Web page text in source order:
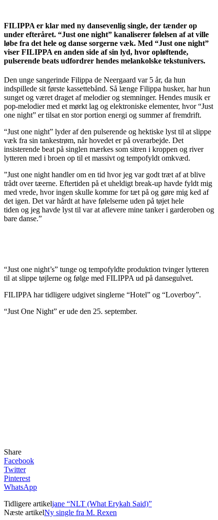
FILIPPA er klar med ny dansevenlig single, der tænder op
under efteråret. “Just one night” kanaliserer følelsen af at ville
løbe fra det hele og danse sorgerne væk. Med “Just one night”
viser FILIPPA en anden side af sin lyd, hvor opløftende,
pulserende beats udfordrer hendes melankolske tekstunivers.
Den unge sangerinde Filippa de Neergaard var 5 år, da hun
indspillede sit første kassettebånd. Så længe Filippa husker, har hun
sunget og været draget af melodier og stemninger. Hendes musik er
pop-melodier med et mørkt lag og elektroniske elementer, hvor “Just
one night” er tilsat en stor portion energi og summer af fremdrift.
“Just one night” lyder af den pulserende og hektiske lyst til at slippe
væk fra sin tankestrøm, når hovedet er på overarbejde. Det
insisterende beat på singlen mærkes som sitren i kroppen og river
lytteren med i broen op til et massivt og tempofyldt omkvæd.
”Just one night handler om en tid hvor jeg var godt træt af at blive
trådt over tæerne. Eftertiden på et uheldigt break-up havde fyldt mig
med vrede, hvor ingen skulle komme for tæt på og gøre mig ked af
det igen. Det var hårdt at have følelserne uden på tøjet hele
tiden og jeg havde lyst til var at aflevere mine tanker i garderoben og
bare danse.”
“Just one night’s” tunge og tempofyldte produktion tvinger lytteren
til at slippe tøjlerne og følge med FILIPPA ud på dansegulvet.
FILIPPA har tidligere udgivet singlerne “Hotel” og “Loverboy”.
“Just One Night” er ude den 25. september.
Share
Facebook
Twitter
Pinterest
WhatsApp
Tidligere artikeljane “NLT (What Erykah Said)”
Næste artikelNy single fra M. Rexen